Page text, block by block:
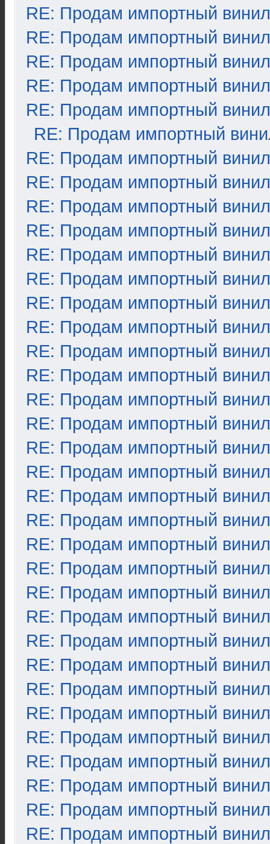
RE: Продам импортный винил
RE: Продам импортный винил
RE: Продам импортный винил
RE: Продам импортный винил
RE: Продам импортный винил
RE: Продам импортный
RE: Продам импортный винил
RE: Продам импортный винил
RE: Продам импортный винил
RE: Продам импортный винил
RE: Продам импортный винил
RE: Продам импортный винил
RE: Продам импортный винил
RE: Продам импортный винил
RE: Продам импортный винил
RE: Продам импортный винил
RE: Продам импортный винил
RE: Продам импортный винил
RE: Продам импортный винил
RE: Продам импортный винил
RE: Продам импортный винил
RE: Продам импортный винил
RE: Продам импортный винил
RE: Продам импортный винил
RE: Продам импортный винил
RE: Продам импортный винил
RE: Продам импортный винил
RE: Продам импортный винил
RE: Продам импортный винил
RE: Продам импортный винил
RE: Продам импортный винил
RE: Продам импортный винил
RE: Продам импортный винил
RE: Продам импортный винил
RE: Продам импортный винил